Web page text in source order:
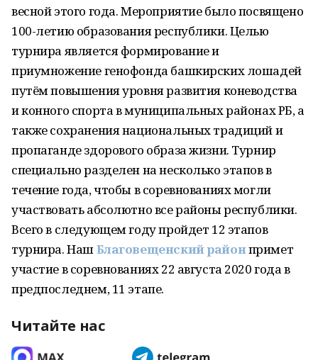
весной этого года. Мероприятие было посвящено
100-летию образования республики. Целью
турнира является формирование и
приумножение генофонда башкирских лошадей
путём повышения уровня развития коневодства
и конного спорта в муниципальных районах РБ, а
также сохранения национальных традиций и
пропаганде здорового образа жизни. Турнир
специально разделен на несколько этапов в
течение года, чтобы в соревнованиях могли
участвовать абсолютно все районы республики.
Всего в следующем году пройдет 12 этапов
турнира. НашБлаговещенский районпримет
участие в соревнованиях 22 августа 2020 года в
предпоследнем, 11 этапе.
Читайте нас